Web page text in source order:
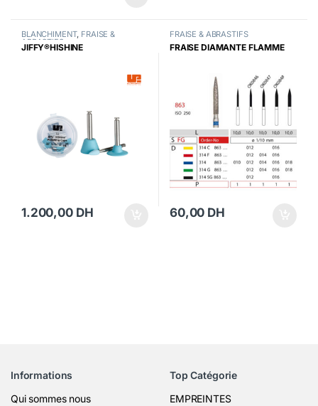
BLANCHIMENT, FRAISE &
ABRASTIFS
JIFFY®HISHINE
1.200,00 DH
FRAISE & ABRASTIFS
FRAISE DIAMANTE FLAMME
60,00 DH
Informations
Qui sommes nous
Top Catégorie
EMPREINTES